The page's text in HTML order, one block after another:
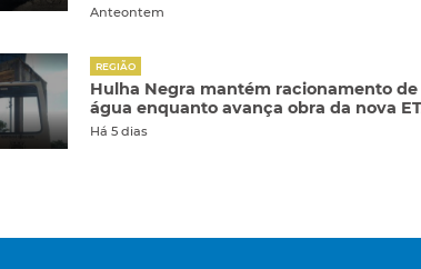
Anteontem
REGIÃO
Hulha Negra mantém racionamento de
água enquanto avança obra da nova
Há 5 dias